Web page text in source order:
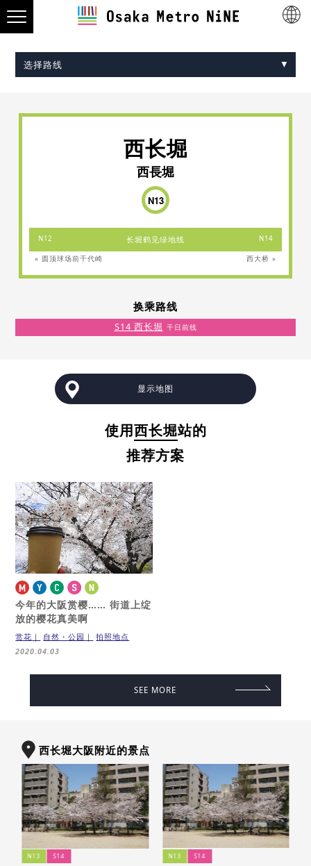
选择路线
西长堀
西長堀
N13
N12 长堀鹤见绿地线 N14
« 圆顶球场前千代崎 西大桥 »
换乘路线
S14 西长堀 千日前线
显示地图
使用西长堀站的
推荐方案
今年的大阪赏樱……街道上绽
放的樱花真美啊
赏花 自然・公园
拍照地点
2020.04.03
SEE MORE
西长堀大阪附近的景点
N13 S14 N13 S14